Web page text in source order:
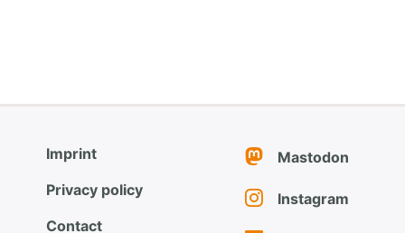
Imprint
Privacy policy
Contact
Mastodon
Instagram